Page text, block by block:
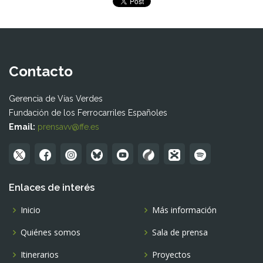
Contacto
Gerencia de Vías Verdes
Fundación de los Ferrocarriles Españoles
Email: prensavv@ffe.es
Enlaces de interés
Inicio
Quiénes somos
Itinerarios
Más información
Sala de prensa
Proyectos